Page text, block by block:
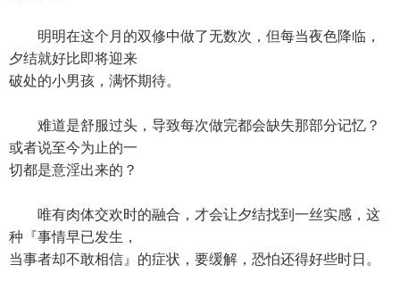
明明在这个月的双修中做了无数次，但每当夜色降临，
夕结就好比即将迎来
破处的小男孩，满怀期待。
难道是舒服过头，导致每次做完都会缺失那部分记忆？
或者说至今为止的一
切都是意淫出来的？
唯有肉体交欢时的融合，才会让夕结找到一丝实感，这
种『事情早已发生，
当事者却不敢相信』的症状，要缓解，恐怕还得好些时日。